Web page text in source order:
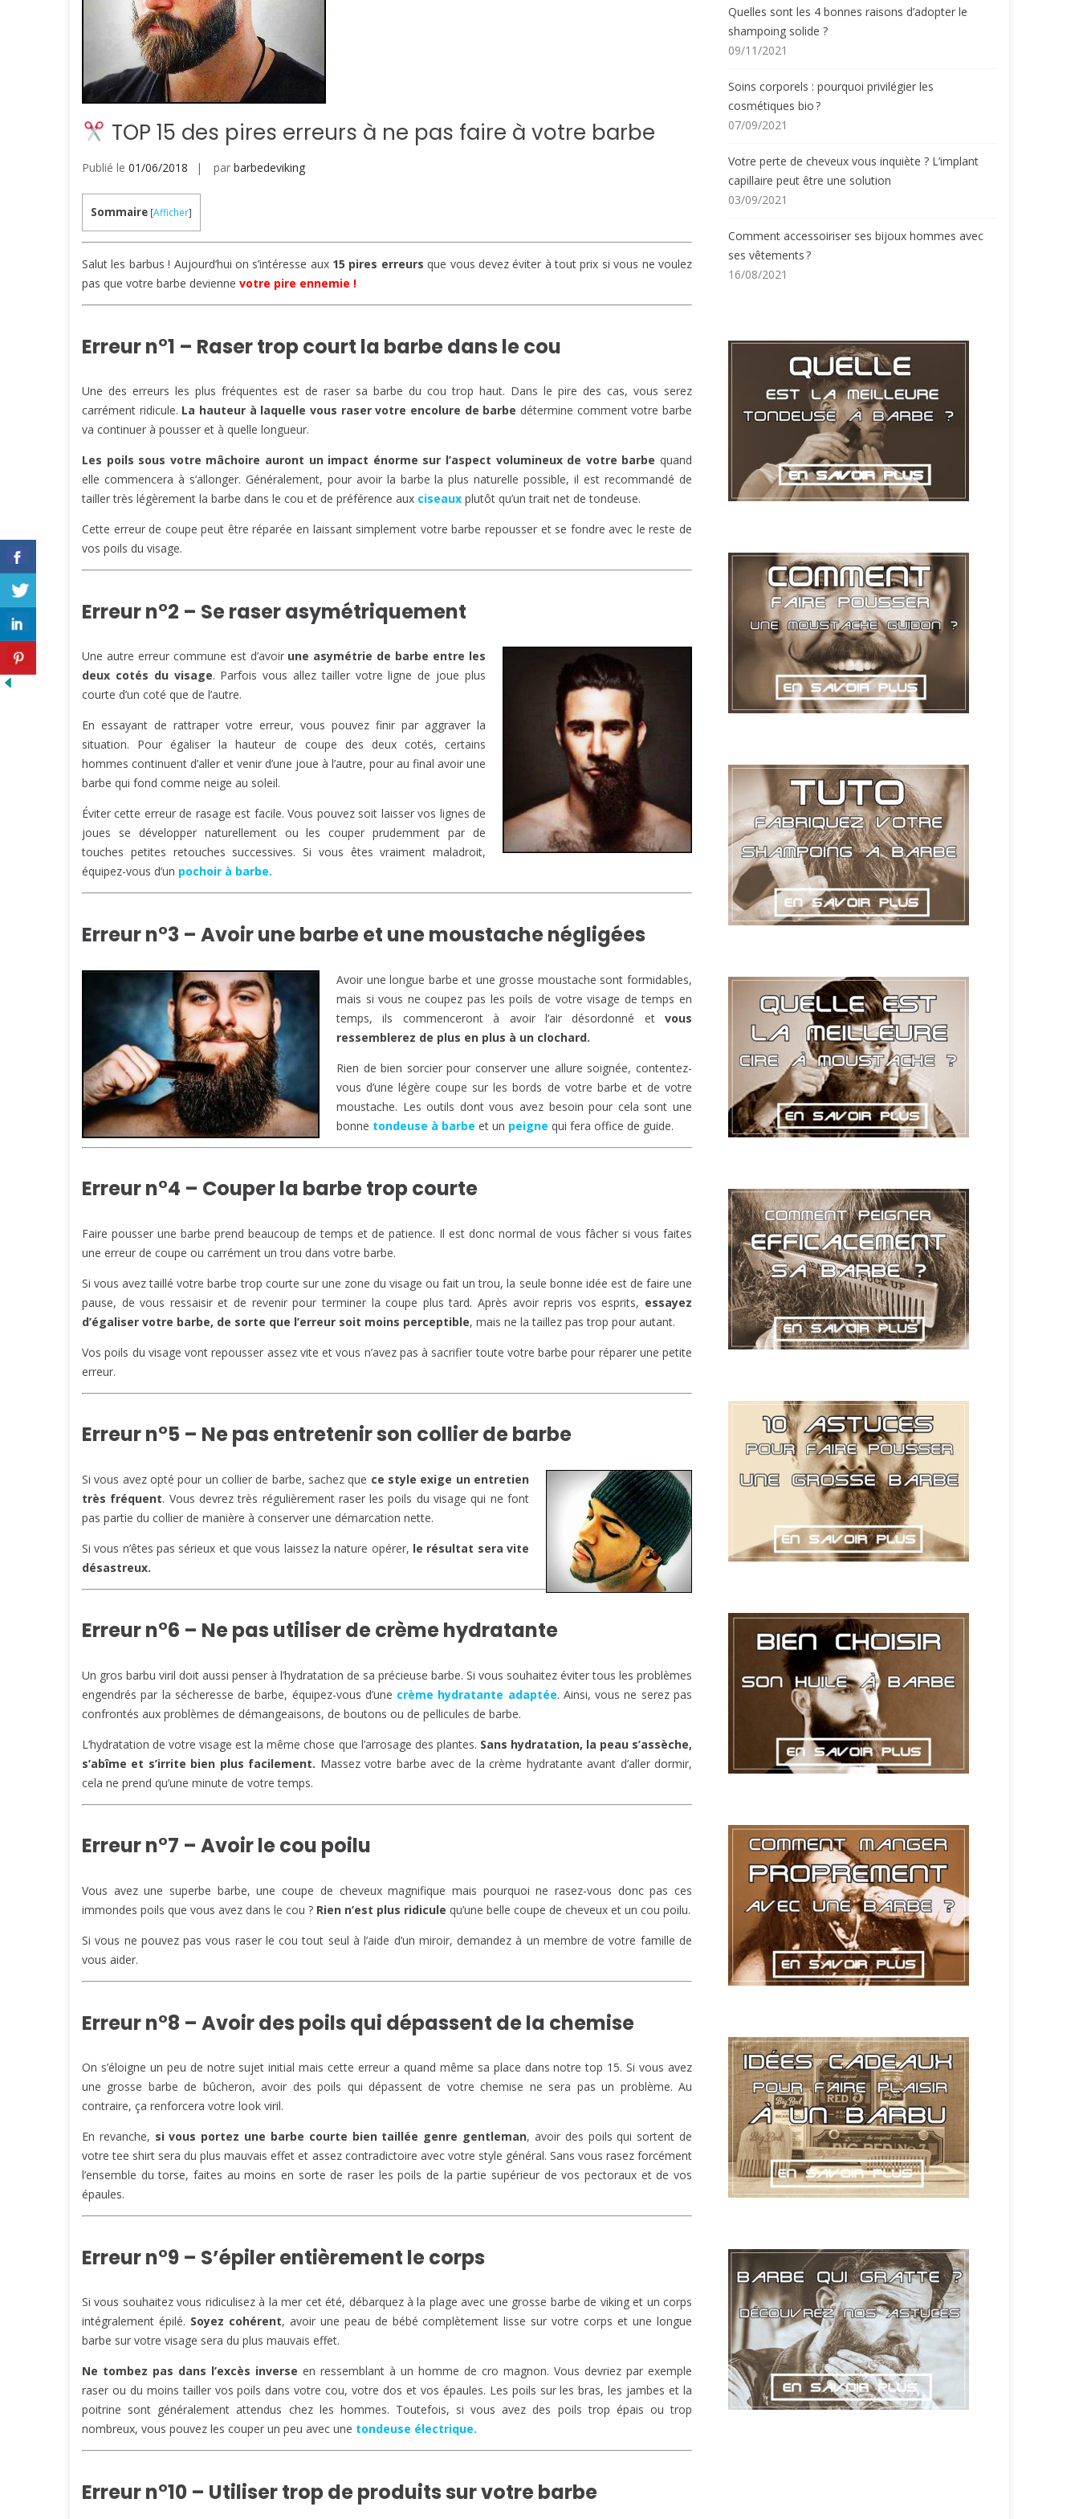
TOP 15 des pires erreurs à ne pas faire à votre barbe
Publié le 01/06/2018 par barbedeviking
Sommaire [Afficher]
Salut les barbus ! Aujourd’hui on s’intéresse aux 15 pires erreurs que vous devez éviter à tout prix si vous ne voulez
pas que votre barbe devienne votre pire ennemie !
Erreur n°1 – Raser trop court la barbe dans le cou
Une des erreurs les plus fréquentes est de raser sa barbe du cou trop haut. Dans le pire des cas, vous serez
carrément ridicule. La hauteur à laquelle vous raser votre encolure de barbe détermine comment votre barbe
va continuer à pousser et à quelle longueur.
Les poils sous votre mâchoire auront un impact énorme sur l’aspect volumineux de votre barbe quand
elle commencera à s’allonger. Généralement, pour avoir la barbe la plus naturelle possible, il est recommandé de
tailler très légèrement la barbe dans le cou et de préférence aux ciseaux plutôt qu’un trait net de tondeuse.
Cette erreur de coupe peut être réparée en laissant simplement votre barbe repousser et se fondre avec le reste de
vos poils du visage.
Erreur n°2 – Se raser asymétriquement
Une autre erreur commune est d’avoir une asymétrie de barbe entre les
deux cotés du visage. Parfois vous allez tailler votre ligne de joue plus
courte d’un coté que de l’autre.
En essayant de rattraper votre erreur, vous pouvez finir par aggraver la
situation. Pour égaliser la hauteur de coupe des deux cotés, certains
hommes continuent d’aller et venir d’une joue à l’autre, pour au final avoir une
barbe qui fond comme neige au soleil.
Éviter cette erreur de rasage est facile. Vous pouvez soit laisser vos lignes de
joues se développer naturellement ou les couper prudemment par de
touches petites retouches successives. Si vous êtes vraiment maladroit,
équipez-vous d’un pochoir à barbe.
Erreur n°3 – Avoir une barbe et une moustache négligées
Avoir une longue barbe et une grosse moustache sont formidables,
mais si vous ne coupez pas les poils de votre visage de temps en
temps, ils commenceront à avoir l’air désordonné et vous
ressemblerez de plus en plus à un clochard.
Rien de bien sorcier pour conserver une allure soignée, contentez-
vous d’une légère coupe sur les bords de votre barbe et de votre
moustache. Les outils dont vous avez besoin pour cela sont une
bonne tondeuse à barbe et un peigne qui fera office de guide.
Erreur n°4 – Couper la barbe trop courte
Faire pousser une barbe prend beaucoup de temps et de patience. Il est donc normal de vous fâcher si vous faites
une erreur de coupe ou carrément un trou dans votre barbe.
Si vous avez taillé votre barbe trop courte sur une zone du visage ou fait un trou, la seule bonne idée est de faire une
pause, de vous ressaisir et de revenir pour terminer la coupe plus tard. Après avoir repris vos esprits, essayez
d’égaliser votre barbe, de sorte que l’erreur soit moins perceptible, mais ne la taillez pas trop pour autant.
Vos poils du visage vont repousser assez vite et vous n’avez pas à sacrifier toute votre barbe pour réparer une petite
erreur.
Erreur n°5 – Ne pas entretenir son collier de barbe
Si vous avez opté pour un collier de barbe, sachez que ce style exige un entretien
très fréquent. Vous devrez très régulièrement raser les poils du visage qui ne font
pas partie du collier de manière à conserver une démarcation nette.
Si vous n’êtes pas sérieux et que vous laissez la nature opérer, le résultat sera vite
désastreux.
Erreur n°6 – Ne pas utiliser de crème hydratante
Un gros barbu viril doit aussi penser à l’hydratation de sa précieuse barbe. Si vous souhaitez éviter tous les problèmes
engendrés par la sécheresse de barbe, équipez-vous d’une crème hydratante adaptée. Ainsi, vous ne serez pas
confrontés aux problèmes de démangeaisons, de boutons ou de pellicules de barbe.
L’hydratation de votre visage est la même chose que l’arrosage des plantes. Sans hydratation, la peau s’assèche,
s’abîme et s’irrite bien plus facilement. Massez votre barbe avec de la crème hydratante avant d’aller dormir,
cela ne prend qu’une minute de votre temps.
Erreur n°7 – Avoir le cou poilu
Vous avez une superbe barbe, une coupe de cheveux magnifique mais pourquoi ne rasez-vous donc pas ces
immondes poils que vous avez dans le cou ? Rien n’est plus ridicule qu’une belle coupe de cheveux et un cou poilu.
Si vous ne pouvez pas vous raser le cou tout seul à l’aide d’un miroir, demandez à un membre de votre famille de
vous aider.
Erreur n°8 – Avoir des poils qui dépassent de la chemise
On s’éloigne un peu de notre sujet initial mais cette erreur a quand même sa place dans notre top 15. Si vous avez
une grosse barbe de bûcheron, avoir des poils qui dépassent de votre chemise ne sera pas un problème. Au
contraire, ça renforcera votre look viril.
En revanche, si vous portez une barbe courte bien taillée genre gentleman, avoir des poils qui sortent de
votre tee shirt sera du plus mauvais effet et assez contradictoire avec votre style général. Sans vous rasez forcément
l’ensemble du torse, faites au moins en sorte de raser les poils de la partie supérieur de vos pectoraux et de vos
épaules.
Erreur n°9 – S’épiler entièrement le corps
Si vous souhaitez vous ridiculisez à la mer cet été, débarquez à la plage avec une grosse barbe de viking et un corps
intégralement épilé. Soyez cohérent, avoir une peau de bébé complètement lisse sur votre corps et une longue
barbe sur votre visage sera du plus mauvais effet.
Ne tombez pas dans l’excès inverse en ressemblant à un homme de cro magnon. Vous devriez par exemple
raser ou du moins tailler vos poils dans votre cou, votre dos et vos épaules. Les poils sur les bras, les jambes et la
poitrine sont généralement attendus chez les hommes. Toutefois, si vous avez des poils trop épais ou trop
nombreux, vous pouvez les couper un peu avec une tondeuse électrique.
Erreur n°10 – Utiliser trop de produits sur votre barbe
Quelles sont les 4 bonnes raisons d’adopter le
shampoing solide ?
09/11/2021
Soins corporels : pourquoi privilégier les
cosmétiques bio ?
07/09/2021
Votre perte de cheveux vous inquiète ? L’implant
capillaire peut être une solution
03/09/2021
Comment accessoiriser ses bijoux hommes avec
ses vêtements ?
16/08/2021